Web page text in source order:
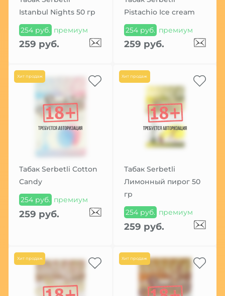
Istanbul Nights 50 гр
254 руб. премиум
259 руб.
Pistachio Ice cream
254 руб. премиум
259 руб.
Хит продаж
Табак Serbetli Cotton
Candy
254 руб. премиум
259 руб.
Хит продаж
Табак Serbetli
Лимонный пирог 50
гр
254 руб. премиум
259 руб.
Хит продаж Хит продаж